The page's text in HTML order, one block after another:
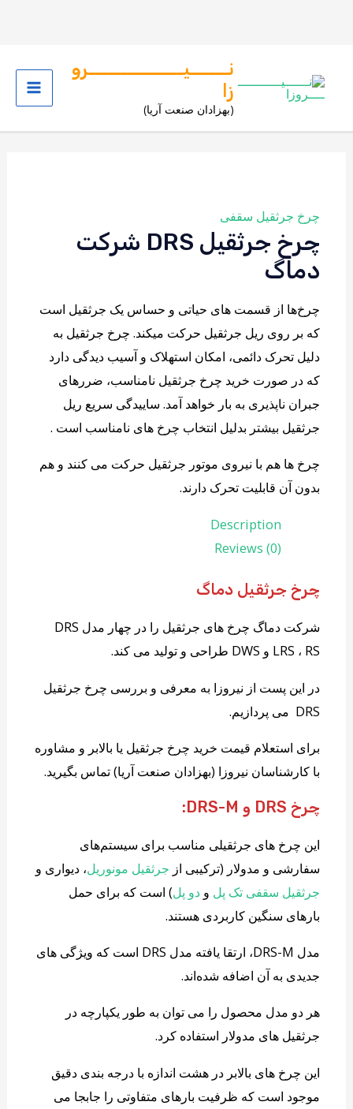
نــــــیـــــــــــــــرو
زا
(بهزادان صنعت آریا)
چرخ جرثقیل سقفی
چرخ جرثقیل DRS شرکت
دماگ
چرخ‌ها از قسمت های حیاتی و حساس یک جرثقیل است
که بر روی ریل جرثقیل حرکت میکند. چرخ جرثقیل به
دلیل تحرک دائمی، امکان استهلاک و آسیب دیدگی دارد
که در صورت خرید چرخ جرثقیل نامناسب، ضررهای
جبران ناپذیری به بار خواهد آمد. ساییدگی سریع ریل
جرثقیل بیشتر بدلیل انتخاب چرخ های نامناسب است .
چرخ ها هم با نیروی موتور جرثقیل حرکت می کنند و هم
بدون آن قابلیت تحرک دارند.
Description
Reviews (0)
چرخ جرثقیل دماگ
شرکت دماگ چرخ های جرثقیل را در چهار مدل DRS
LRS ، RS و DWS طراحی و تولید می کند.
در این پست از نیروزا به معرفی و بررسی چرخ جرثقیل
DRS می پردازیم.
برای استعلام قیمت خرید چرخ جرثقیل یا بالابر و مشاوره
با کارشناسان نیروزا (بهزادان صنعت آریا) تماس بگیرید.
چرخ DRS و DRS-M:
این چرخ های جرثقیلی مناسب برای سیستم‌های
سفارشی و مدولار (ترکیبی از جرثقیل مونوریل، دیواری و
جرثقیل سقفی تک پل و دو پل) است که برای حمل
بارهای سنگین کاربردی هستند.
مدل DRS-M، ارتقا یافته مدل DRS است که ویژگی های
جدیدی به آن اضافه شده‌اند.
هر دو مدل محصول را می توان به طور یکپارچه در
جرثقیل های مدولار استفاده کرد.
این چرخ های بالابر در هشت اندازه با درجه بندی دقیق
موجود است که ظرفیت بارهای متفاوتی را جابجا می